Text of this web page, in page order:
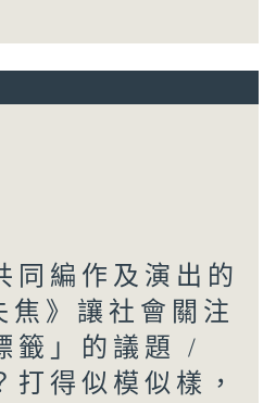
同編作及演出的
》讓社會關注
籤」的議題 /
打得似模似樣，